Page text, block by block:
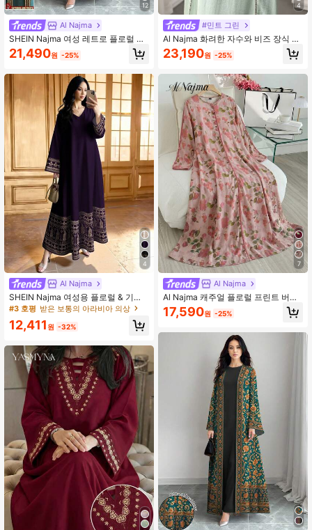
12
Al Najma
SHEIN Najma 여성 레트로 플로럴 &
보태니컬 프린트 긴소매 캐주얼 아랍
스타일 의상 세트, 봄/가을
21,490원 -25%
4
Al Najma
SHEIN Najma 여성용 플로럴 & 기하
학적 대칭 프린트 브이넥 긴팔 드레스,
#3 호평 받은 보통의 아라비아 의상
12,411 원 -32%
4
#민트 그린
Al Najma 화려한 자수와 비즈 장식 플
레어 소매 라운드 넥 맥시 아라비아 드
레스, 검소한
23,190원 -25%
7
Al Najma
Al Najma 캐주얼 플로럴 프린트 버튼
다운 여성용 아랍 전통 드레스
17,590원 -25%